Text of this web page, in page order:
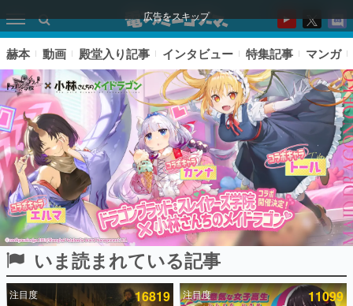
広告をスキップ
ピックアップ
赫本 動画 殿堂入り記事 インタビュー 特集記事 マンガ
いま読まれている記事
注目度 16819 注目度 11099